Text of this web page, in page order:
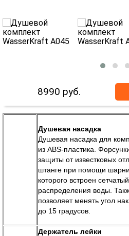
8990 руб.
Душевая насадка
Душевая насадка для
из ABS-пластика.
защиты от известковых
штанге при помощи
которого встроен
распределения воды.
позволяет менять угол
до 15 градусов.
Держатель лейки